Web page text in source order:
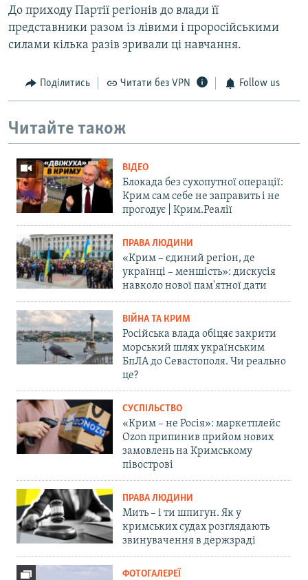
До приходу Партії регіонів до влади її
представники разом із лівими і проросійськими
силами кілька разів зривали ці навчання.
Поділитись Читати без VPN Follow us
Читайте також
ВІДЕО
Блокада без сухопутної операції:
Крим сам себе не заправить і не
прогодує | Крим.Реалії
ПРАВА ЛЮДИНИ
«Крим – єдиний регіон, де
українці – меншість»: дискусія
навколо нової пам'ятної дати
ВІЙНА ТА КРИМ
Російська влада обіцяє закрити
морський шлях українським
БпЛА до Севастополя. Чи реально
це?
СУСПІЛЬСТВО
«Крим – не Росія»: маркетплейс
Ozon припинив прийом нових
замовлень на Кримському
півострові
ПРАВА ЛЮДИНИ
Мить – і ти шпигун. Як у
кримських судах розглядають
звинувачення в держзраді
ФОТОГАЛЕРЕЇ